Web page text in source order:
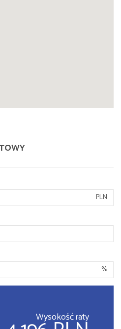
PLN
%
Wysokość raty